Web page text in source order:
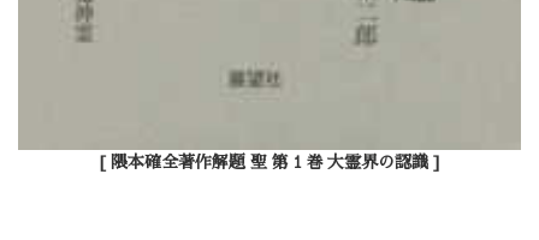
[ 隈本確全著作解題 聖 第１巻 大霊界の認識 ]